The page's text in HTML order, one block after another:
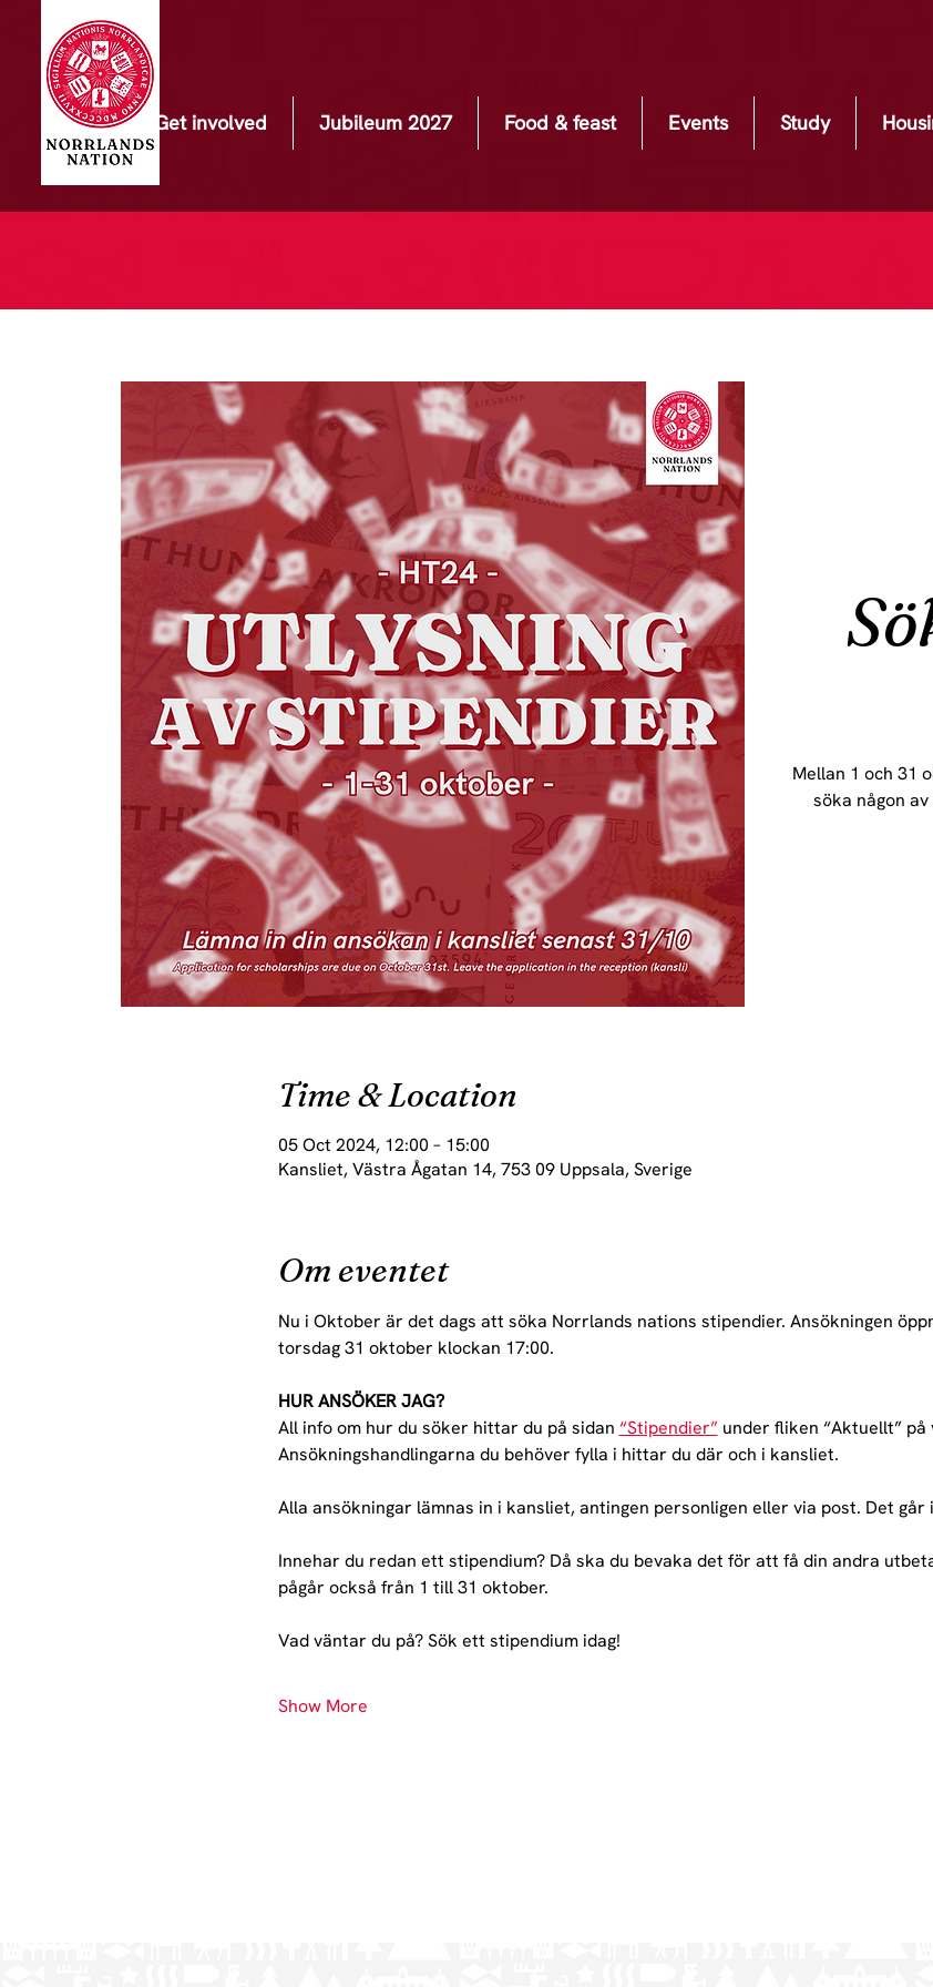
Get involved Jubileum 2027 Food & feast Events Study
Mellan 1 och 31
söka någon
Time & Location
05 Oct 2024, 12:00 – 15:00
Kansliet, Västra Ågatan 14, 753 09 Uppsala, Sverige
Om eventet
Nu i Oktober är det dags att söka Norrlands nations stipendier. Ansökningen
torsdag 31 oktober klockan 17:00.
HUR ANSÖKER JAG?
All info om hur du söker hittar du på sidan “Stipendier” under fliken “Aktuellt” på
Ansökningshandlingarna du behöver fylla i hittar du där och i kansliet.
Alla ansökningar lämnas in i kansliet, antingen personligen eller via post. Det
Innehar du redan ett stipendium? Då ska du bevaka det för att få din andra
pågår också från 1 till 31 oktober.
Vad väntar du på? Sök ett stipendium idag!
Show More